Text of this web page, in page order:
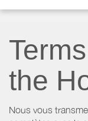
the
Nous vous